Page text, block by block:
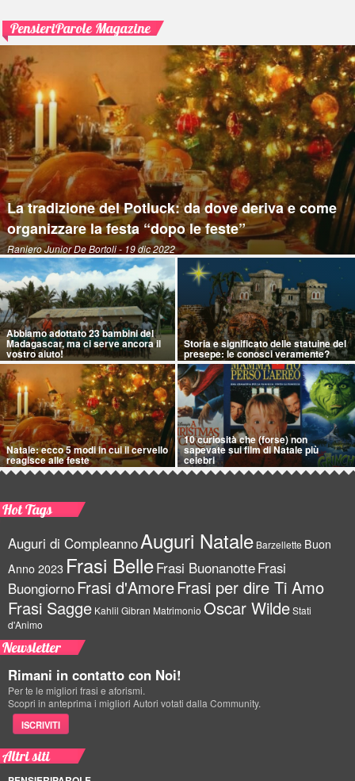
PensieriParole Magazine
La tradizione del Potluck: da dove deriva e come
organizzare la festa “dopo le feste”
Raniero Junior De Bortoli- 19 dic 2022
Abbiamo adottato 23 bambini del
Madagascar, ma ci serve ancora il
vostro aiuto!
Storia e significato delle statuine del
presepe: le conosci veramente?
Natale: ecco 5 modi in cui il cervello
reagisce alle feste
10 curiosità che (forse) non
sapevate sui film di Natale più
celebri
Hot Tags
Auguri di CompleannoAuguri Natale Barzellette Buon
Anno 2023 Frasi BelleFrasi BuonanotteFrasi
BuongiornoFrasi d'AmoreFrasi per dire Ti Amo
Frasi Sagge Kahlil Gibran Matrimonio Oscar WildeStati
d'Animo
Newsletter
Rimani in contatto con Noi!
Per te le migliori frasi e aforismi.
Scopri in anteprima i migliori Autori votati dalla Community.
ISCRIVITI
Altri siti